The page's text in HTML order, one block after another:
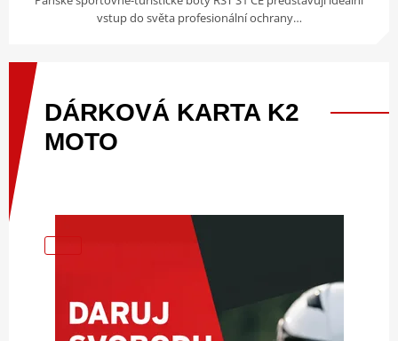
vstup do světa profesionální ochrany…
DÁRKOVÁ KARTA K2
MOTO